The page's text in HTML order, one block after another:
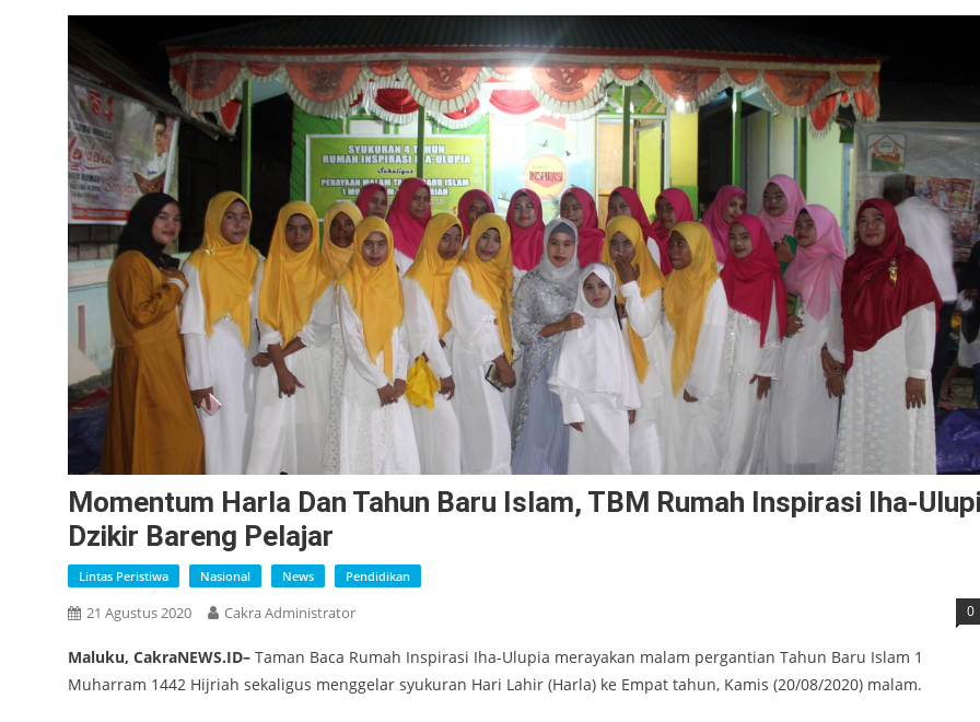
Momentum Harla Dan Tahun Baru Islam, TBM Rumah Inspirasi Iha-
Dzikir Bareng Pelajar
Lintas Peristiwa Nasional News Pendidikan
21 Agustus 2020 Cakra Administrator 0
Maluku, CakraNEWS.ID– Taman Baca Rumah Inspirasi Iha-Ulupia merayakan malam pergantian Tahun Baru Islam 1
Muharram 1442 Hijriah sekaligus menggelar syukuran Hari Lahir (Harla) ke Empat tahun, Kamis (20/08/2020) malam.